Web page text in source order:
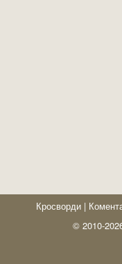
Кросворди |
© 2010-